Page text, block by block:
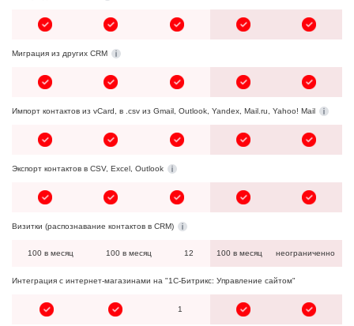
Миграция из других CRM
Импорт контактов из vCard, в .csv из Gmail, Outlook, Yandex, Mail.ru, Yahoo! Mail
Экспорт контактов в CSV, Excel, Outlook
Визитки (распознавание контактов в CRM)
100 в месяц 100 в месяц 12 100 в месяц неограниченно
Интеграция с интернет-магазинами на "1С-Битрикс: Управление сайтом"
1